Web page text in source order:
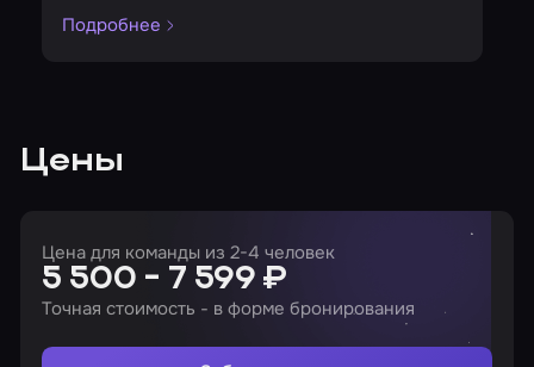
Подробнее
Цены
Цена для команды из 2-4 человек
5 500 - 7 599 ₽
Точная стоимость - в форме бронирования